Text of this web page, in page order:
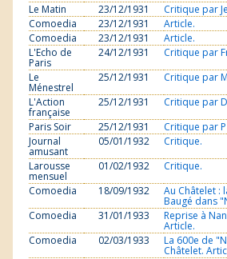
Le Matin
23/12/1931
Critique par
Comoedia
23/12/1931
Article.
Comoedia
23/12/1931
Article.
L'Echo de
Paris
24/12/1931
Critique par
Le
Ménestrel
25/12/1931
Critique par
L'Action
française
25/12/1931
Critique par
Paris Soir
25/12/1931
Critique par
Journal
amusant
05/01/1932
Critique.
Larousse
mensuel
01/02/1932
Critique.
Comoedia
18/09/1932 Au Châtelet :
Baugé dans
Comoedia
31/01/1933 Reprise à
Article.
Comoedia
02/03/1933 La 600e de
Châtelet.